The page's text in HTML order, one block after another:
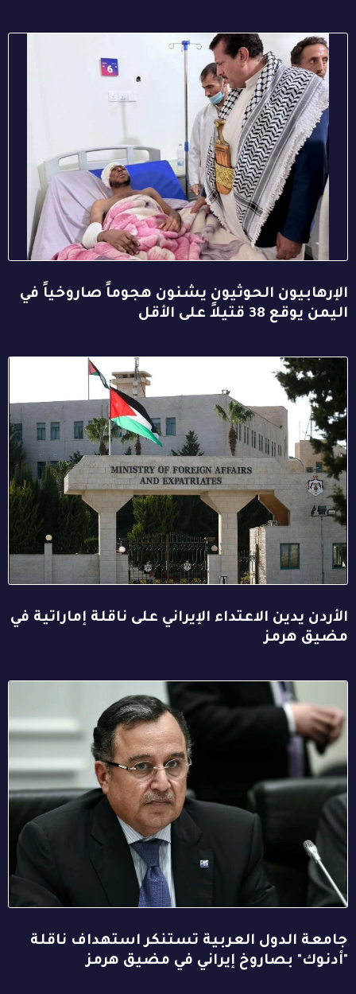
الإرهابيون الحوثيون يشنون هجوماً صاروخياً في
اليمن يوقع 38 قتيلاً على الأقل
الأردن يدين الاعتداء الإيراني على ناقلة إماراتية في
مضيق هرمز
جامعة الدول العربية تستنكر استهداف ناقلة
"أدنوك" بصاروخ إيراني في مضيق هرمز